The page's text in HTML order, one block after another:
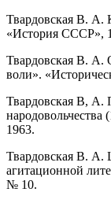
Твардовская В. А.
«История СССР»,
Твардовская В. А.
воли».
Твардовская В, А.
народовольчества
1963.
Твардовская В. А.
агитационной
№ 10.